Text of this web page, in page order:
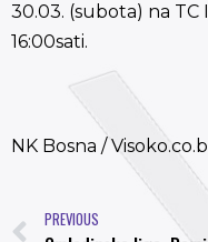
30.03. (subota) na
16:00sati.
NK Bosna /
PREVIOUS